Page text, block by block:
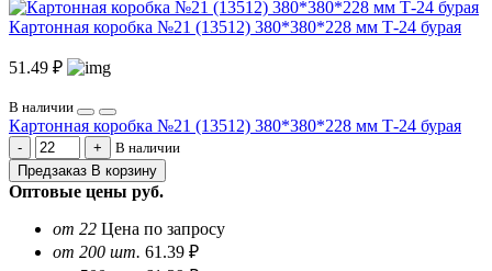
Картонная коробка №21 (13512) 380*380*228 мм Т-24 бурая
51.49 ₽
В наличии
Картонная коробка №21 (13512) 380*380*228 мм Т-24 бурая
В наличии
Предзаказ В корзину
Оптовые цены руб.
от 22 Цена по запросу
от 200 шт. 61.39 ₽